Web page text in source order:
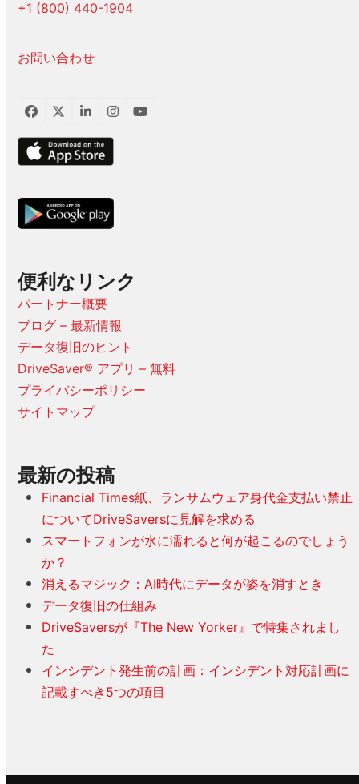
+1 (800) 440-1904
お問い合わせ
フ
イ
ス
ブ
ツ
ッ
タ
ー
LinkedIn
イ
ス
グ
ユ
便利なリンク
パートナー概要
ブログ – 最新情報
データ復旧のヒント
DriveSaver® アプリ – 無料
プライバシーポリシー
サイトマップ
最新の投稿
Financial Times紙、ランサムウェア身代金支払い禁止
についてDriveSaversに見解を求める
スマートフォンが水に濡れると何が起こるのでしょう
か？
消えるマジック：AI時代にデータが姿を消すとき
データ復旧の仕組み
DriveSaversが『The New Yorker』で特集されまし
た
インシデント発生前の計画：インシデント対応計画に
記載すべき5つの項目